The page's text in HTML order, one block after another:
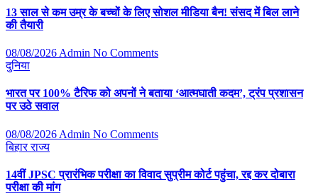
13 साल से कम उम्र के बच्चों के लिए सोशल मीडिया बैन! संसद में बिल लाने
की तैयारी
08/08/2026 Admin No Comments
दुनिया
भारत पर 100% टैरिफ को अपनों ने बताया ‘आत्मघाती कदम’, ट्रंप प्रशासन
पर उठे सवाल
08/08/2026 Admin No Comments
बिहारराज्य
14वीं JPSC प्रारंभिक परीक्षा का विवाद सुप्रीम कोर्ट पहुंचा, रद्द कर दोबारा
परीक्षा की मांग